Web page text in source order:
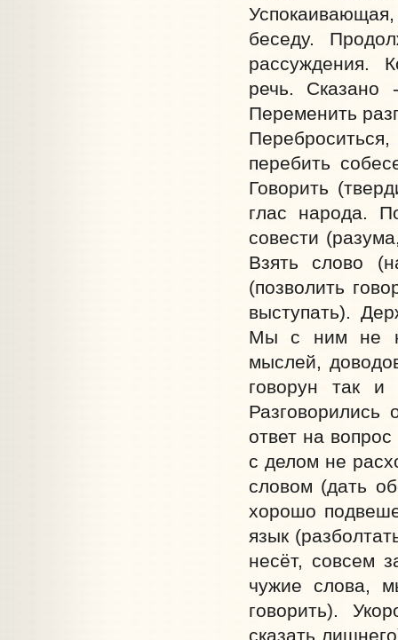
беседу.
рассуждения.
речь. Сказано
Переменить
перебить
Говорить
глас народа.
совести
Взять слово
(позволить
выступать).
Мы с ним не
мыслей,
говорун так и
ответ на
с делом не
словом (дать
хорошо
язык
несёт, совсем
чужие слова,
говорить).
сказать